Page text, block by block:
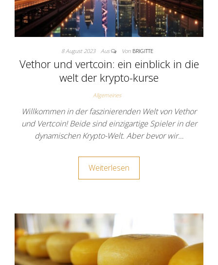
8 August 2023 Aus Von BRIGITTE
Vethor und vertcoin: ein einblick in die
welt der krypto-kurse
Allgemeines
Willkommen in der faszinierenden Welt von Vethor
und Vertcoin! Beide sind einzigartige Spieler in der
dynamischen Krypto-Welt. Aber bevor wir…
Weiterlesen